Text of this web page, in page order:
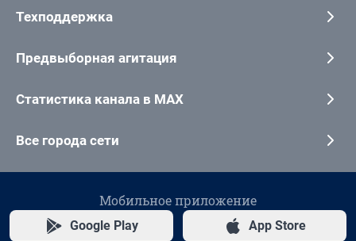
Техподдержка
Предвыборная агитация
Статистика канала в MAX
Все города сети
Мобильное приложение
Google Play App Store